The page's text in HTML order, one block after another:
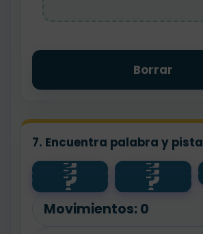
Borrar
7. Encuentra palabra y pista
?
tema ?
primero
?
después ?
idea
principal
?
inicio ?
nudo
Movimientos: 0